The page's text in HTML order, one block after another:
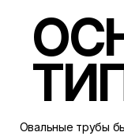
Овальные трубы